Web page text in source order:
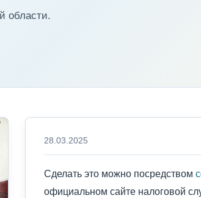
области.
28.03.2025
Сделать это можно посредством
официальном сайте налоговой